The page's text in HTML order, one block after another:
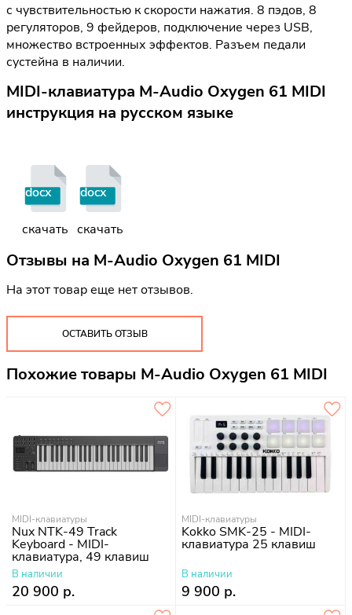
с чувствительностью к скорости нажатия. 8 пэдов, 8
регуляторов, 9 фейдеров, подключение через USB,
множество встроенных эффектов. Разъем педали
сустейна в наличии.
MIDI-клавиатура M-Audio Oxygen 61 MIDI
инструкция на русском языке
docx
скачать
docx
скачать
Отзывы на M-Audio Oxygen 61 MIDI
На этот товар еще нет отзывов.
ОСТАВИТЬ ОТЗЫВ
Похожие товары M-Audio Oxygen 61 MIDI
MIDI-клавиатуры
Nux NTK-49 Track
Keyboard - MIDI-
клавиатура, 49 клавиш
В наличии
20 900 р.
MIDI-клавиатуры
Kokko SMK-25 - MIDI-
клавиатура 25 клавиш
В наличии
9 900 р.